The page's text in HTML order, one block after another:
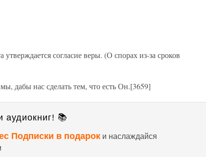
утверждается согласие веры. (О спорах из-за сроков
дабы нас сделать тем, что есть Он.[3659]
аудиокниг! 📚
Подписки в подарок и наслаждайся